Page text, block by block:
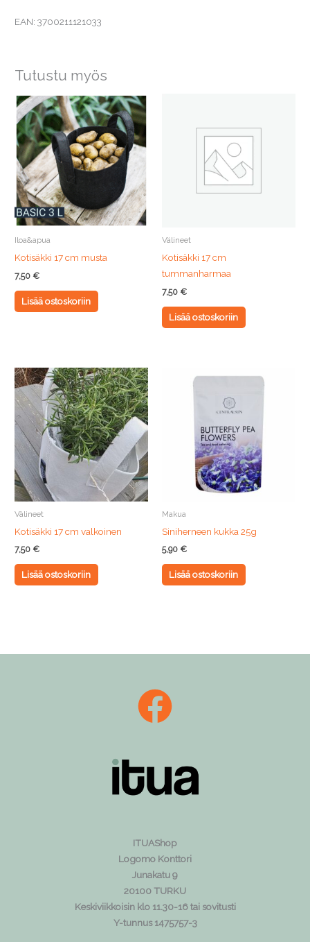
EAN: 3700211121033
Tutustu myös
Iloa&apua
Kotisäkki 17 cm musta
7,50 €
Lisää ostoskoriin
Välineet
Kotisäkki 17 cm
tummanharmaa
7,50 €
Lisää ostoskoriin
Välineet
Kotisäkki 17 cm valkoinen
7,50 €
Lisää ostoskoriin
Makua
Siniherneen kukka 25g
5,90 €
Lisää ostoskoriin
ITUAShop
Logomo Konttori
Junakatu 9
20100 TURKU
Keskiviikkoisin klo 11.30-16 tai sovitusti
Y-tunnus 1475757-3